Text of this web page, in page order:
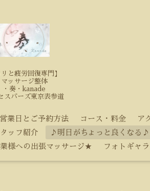
リと疲労回復専門】
マッサージ整体
・奏・kanade
スバーズ東京表参道
営業日とご予約方法 コース・料金
ア
ッフ紹介
♪明日がちょっと良くなる
様への出張マッサージ★ フォトギャ